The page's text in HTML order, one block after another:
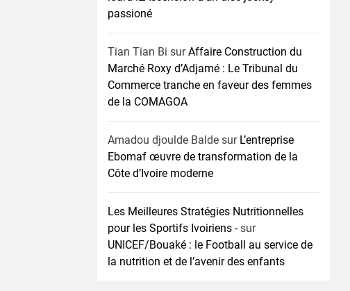
passioné
Tian Tian Bi surAffaire Construction du
Marché Roxy d’Adjamé : Le Tribunal du
Commerce tranche en faveur des femmes
de la COMAGOA
Amadou djoulde Balde sur L’entreprise
Ebomaf œuvre de transformation de la
Côte d’Ivoire moderne
Les Meilleures Stratégies Nutritionnelles
pour les Sportifs Ivoiriens -sur
UNICEF/Bouaké : le Football au service de
la nutrition et de l’avenir des enfants